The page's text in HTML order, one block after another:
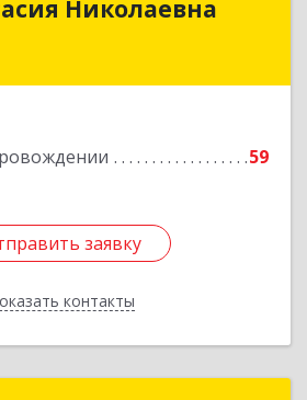
Николаевна
59
заявку
контакты
Ключ, ул. Ленина, д. 242,
заявку
Назад